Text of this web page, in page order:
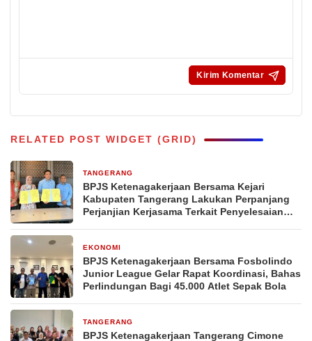
RELATED POST WIDGET (GRID)
TANGERANG
BPJS Ketenagakerjaan Bersama Kejari
Kabupaten Tangerang Lakukan Perpanjang
Perjanjian Kerjasama Terkait Penyelesaian
EKONOMI
BPJS Ketenagakerjaan Bersama Fosbolindo
Junior League Gelar Rapat Koordinasi, Bahas
Perlindungan Bagi 45.000 Atlet Sepak Bola
TANGERANG
BPJS Ketenagakerjaan Tangerang Cimone